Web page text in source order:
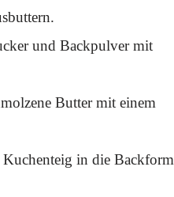
und Backpulver mit
Butter mit einem
in die Backform